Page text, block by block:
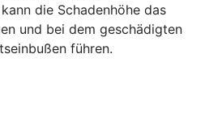
die Schadenhöhe das
und bei dem geschädigten
führen.